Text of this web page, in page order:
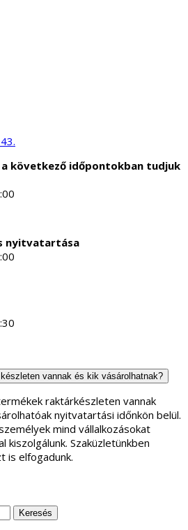
következő időpontokban tudjuk
nyitvatartása
vannak és kik vásárolhatnak?
raktárkészleten vannak
nyitvatartási időnkön belül.
mind vállalkozásokat
kiszolgálunk. Szaküzletünkben
is elfogadunk.
Keresés